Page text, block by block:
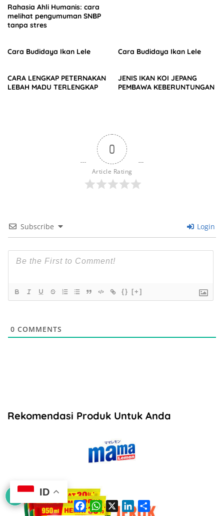
Rahasia Ahli Humanis: cara
melihat pengumuman SNBP
tanpa stres
Cara Budidaya Ikan Lele Cara Budidaya Ikan Lele
CARA LENGKAP PETERNAKAN
LEBAH MADU TERLENGKAP
JENIS IKAN KOI JEPANG
PEMBAWA KEBERUNTUNGAN
0
Article Rating
Subscribe Login
{} [+]
0 COMMENTS
Rekomendasi Produk Untuk Anda
F
a
W
h
X
L
i
S
h
ID